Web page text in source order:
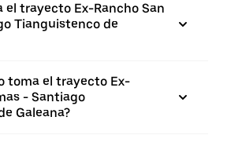
el trayecto Ex-Rancho San
Tianguistenco de
toma el trayecto Ex-
- Santiago
Galeana?